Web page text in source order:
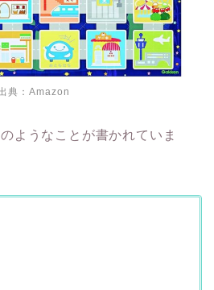
典： Amazon
ようなことが書かれていま